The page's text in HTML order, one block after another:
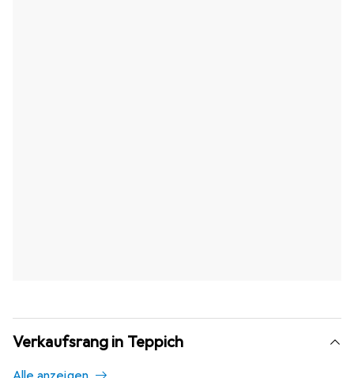
Verkaufsrang in Teppich